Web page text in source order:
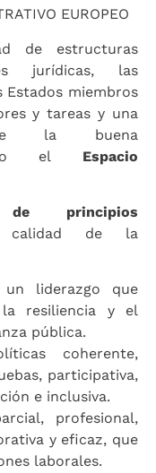
EUROPEO
de estructuras
jurídicas, las
Estados miembros
y tareas y una
de la buena
el Espacio
principios
calidad de la
liderazgo que
la resiliencia y el
pública.
coherente,
participativa,
e inclusiva.
profesional,
y eficaz, que
laborales.